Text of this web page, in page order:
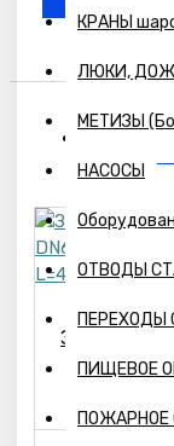
КРАНЫ
ЛЮКИ,
МЕТИЗЫ
НАСОСЫ
ОТВОДЫ
ПЕРЕХОДЫ
ПИЩЕВОЕ
ПОЖАРНОЕ
Затвор
10